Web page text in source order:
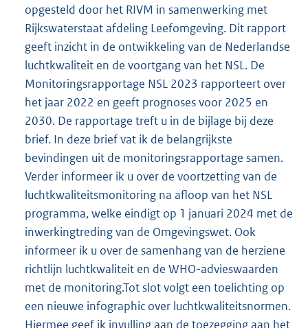
opgesteld door het RIVM in samenwerking met
Rijkswaterstaat afdeling Leefomgeving. Dit rapport
geeft inzicht in de ontwikkeling van de Nederlandse
luchtkwaliteit en de voortgang van het NSL. De
Monitoringsrapportage NSL 2023 rapporteert over
het jaar 2022 en geeft prognoses voor 2025 en
2030. De rapportage treft u in de bijlage bij deze
brief. In deze brief vat ik de belangrijkste
bevindingen uit de monitoringsrapportage samen.
Verder informeer ik u over de voortzetting van de
luchtkwaliteitsmonitoring na afloop van het NSL
programma, welke eindigt op 1 januari 2024 met de
inwerkingtreding van de Omgevingswet. Ook
informeer ik u over de samenhang van de herziene
richtlijn luchtkwaliteit en de WHO-advieswaarden
met de monitoring.Tot slot volgt een toelichting op
een nieuwe infographic over luchtkwaliteitsnormen.
Hiermee geef ik invulling aan de toezegging aan het